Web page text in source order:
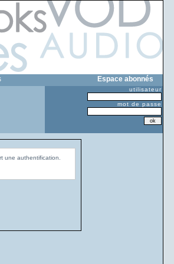
Espace abonnés
utilisateur
mot de passe
une authentification.